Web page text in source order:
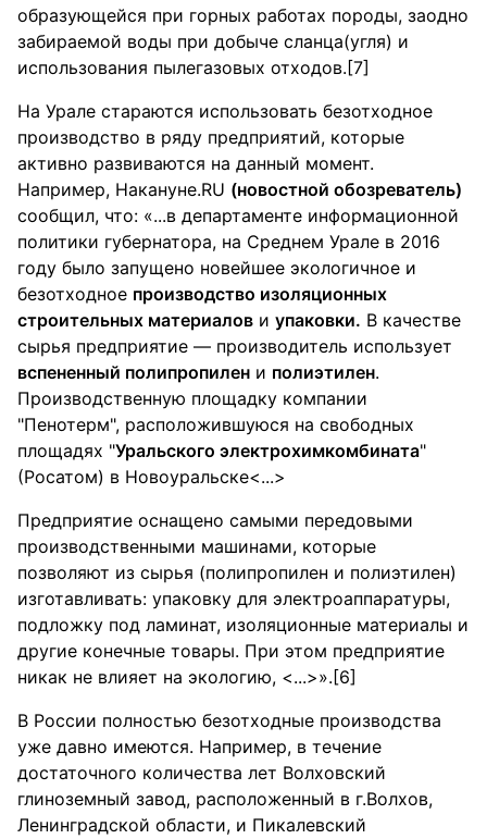
образующейся при горных работах породы, заодно
забираемой воды при добыче сланца(угля) и
использования пылегазовых отходов.[7]
На Урале стараются использовать безотходное
производство в ряду предприятий, которые
активно развиваются на данный момент.
Например, Накануне.RU (новостной обозреватель)
сообщил, что: «...в департаменте информационной
политики губернатора, на Среднем Урале в 2016
году было запущено новейшее экологичное и
безотходное производство изоляционных
строительных материалов и упаковки. В качестве
сырья предприятие — производитель использует
вспененный полипропилен и полиэтилен.
Производственную площадку компании
"Пенотерм", расположившуюся на свободных
площадях "Уральского электрохимкомбината"
(Росатом) в Новоуральске<...>
Предприятие оснащено самыми передовыми
производственными машинами, которые
позволяют из сырья (полипропилен и полиэтилен)
изготавливать: упаковку для электроаппаратуры,
подложку под ламинат, изоляционные материалы и
другие конечные товары. При этом предприятие
никак не влияет на экологию, <...>».[6]
В России полностью безотходные производства
уже давно имеются. Например, в течение
достаточного количества лет Волховский
глиноземный завод, расположенный в г.Волхов,
Ленинградской области, и Пикалевский